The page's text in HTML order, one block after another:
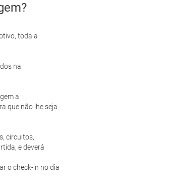
toda a
na
a
que não lhe seja
circuitos,
e deverá